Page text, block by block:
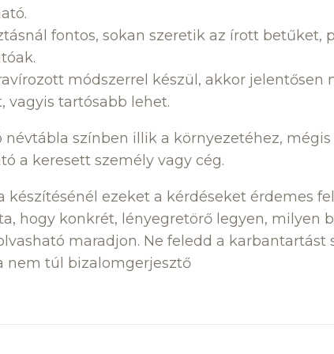
fontos, sokan szeretik az írott betűket,
módszerrel készül, akkor jelentősen
vagyis tartósabb lehet.
névtábla színben illik a környezetéhez,
a keresett személy vagy cég.
készítésénél ezeket a kérdéseket érdemes
hogy konkrét, lényegretörő legyen, milyen
maradjon. Ne feledd a karbantartást
nem túl bizalomgerjesztő